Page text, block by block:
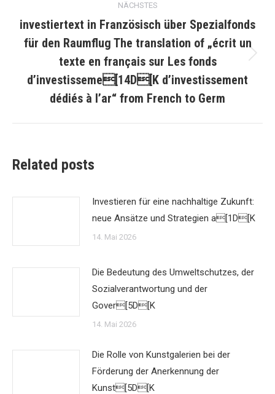
NÄCHSTES
Nächster
Beitrag:
investiertext in Französisch über Spezialfonds
für den Raumflug The translation of „écrit un
texte en français sur Les fonds
dʼinvestisseme[14D[K dʼinvestissement
dédiés à l’ar“ from French to Germ
Related posts
Investieren für eine nachhaltige Zukunft:
neue Ansätze und Strategien a[1D[K
14. Mai 2026
Die Bedeutung des Umweltschutzes, der
Sozialverantwortung und der
Gover[5D[K
14. Mai 2026
Die Rolle von Kunstgalerien bei der
Förderung der Anerkennung der
Kunst[5D[K